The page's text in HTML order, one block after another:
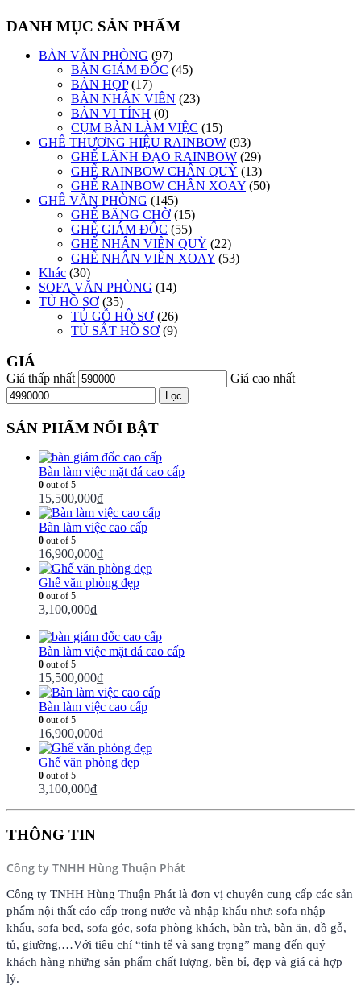
DANH MỤC SẢN PHẨM
BÀN VĂN PHÒNG (97)
BÀN GIÁM ĐỐC (45)
BÀN HỌP (17)
BÀN NHÂN VIÊN (23)
BÀN VI TÍNH (0)
CỤM BÀN LÀM VIỆC (15)
GHẾ THƯƠNG HIỆU RAINBOW (93)
GHẾ LÃNH ĐẠO RAINBOW (29)
GHẾ RAINBOW CHÂN QUỲ (13)
GHẾ RAINBOW CHÂN XOAY (50)
GHẾ VĂN PHÒNG (145)
GHẾ BĂNG CHỜ (15)
GHẾ GIÁM ĐỐC (55)
GHẾ NHÂN VIÊN QUỲ (22)
GHẾ NHÂN VIÊN XOAY (53)
Khác (30)
SOFA VĂN PHÒNG (14)
TỦ HỒ SƠ (35)
TỦ GỖ HỒ SƠ (26)
TỦ SẮT HỒ SƠ (9)
GIÁ
Giá thấp nhất Giá cao nhất
Lọc
SẢN PHẨM NỔI BẬT
Bàn làm việc mặt đá cao cấp
0 out of 5
15,500,000₫
Bàn làm việc cao cấp
0 out of 5
16,900,000₫
Ghế văn phòng đẹp
0 out of 5
3,100,000₫
Bàn làm việc mặt đá cao cấp
0 out of 5
15,500,000₫
Bàn làm việc cao cấp
0 out of 5
16,900,000₫
Ghế văn phòng đẹp
0 out of 5
3,100,000₫
THÔNG TIN
Công ty TNHH Hùng Thuận Phát
Công ty TNHH Hùng Thuận Phát là đơn vị chuyên cung cấp các sản
phẩm nội thất cáo cấp trong nước và nhập khẩu như: sofa nhập
khẩu, sofa bed, sofa góc, sofa phòng khách, bàn trà, bàn ăn, đồ gỗ,
tủ, giường,…Với tiêu chí “tinh tế và sang trọng” mang đến quý
khách hàng những sản phẩm chất lượng, bền bỉ, đẹp và giá cả hợp
lý.